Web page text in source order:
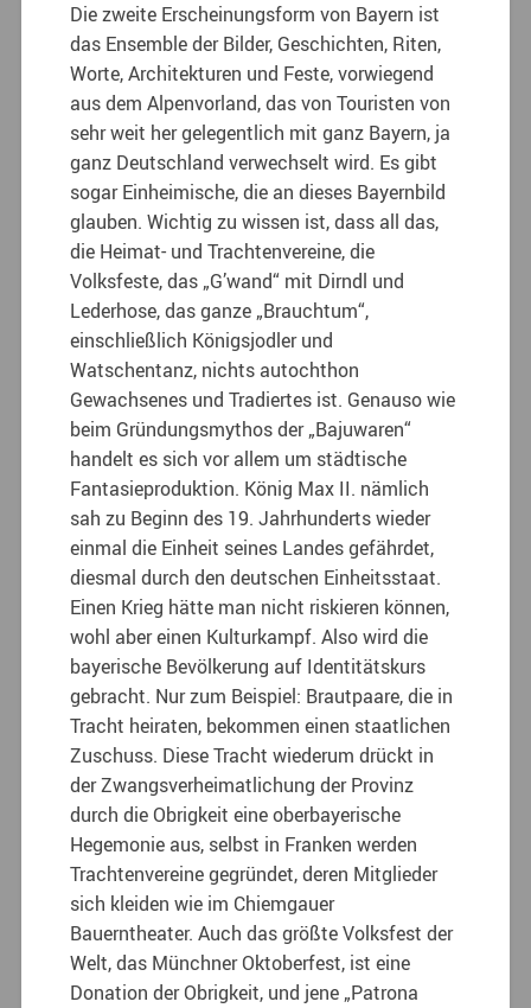
Die zweite Erscheinungsform von Bayern ist
das Ensemble der Bilder, Geschichten, Riten,
Worte, Architekturen und Feste, vorwiegend
aus dem Alpenvorland, das von Touristen von
sehr weit her gelegentlich mit ganz Bayern, ja
ganz Deutschland verwechselt wird. Es gibt
sogar Einheimische, die an dieses Bayernbild
glauben. Wichtig zu wissen ist, dass all das,
die Heimat- und Trachtenvereine, die
Volksfeste, das „G’wand“ mit Dirndl und
Lederhose, das ganze „Brauchtum“,
einschließlich Königsjodler und
Watschentanz, nichts autochthon
Gewachsenes und Tradiertes ist. Genauso wie
beim Gründungsmythos der „Bajuwaren“
handelt es sich vor allem um städtische
Fantasieproduktion. König Max II. nämlich
sah zu Beginn des 19. Jahrhunderts wieder
einmal die Einheit seines Landes gefährdet,
diesmal durch den deutschen Einheitsstaat.
Einen Krieg hätte man nicht riskieren können,
wohl aber einen Kulturkampf. Also wird die
bayerische Bevölkerung auf Identitätskurs
gebracht. Nur zum Beispiel: Brautpaare, die in
Tracht heiraten, bekommen einen staatlichen
Zuschuss. Diese Tracht wiederum drückt in
der Zwangsverheimatlichung der Provinz
durch die Obrigkeit eine oberbayerische
Hegemonie aus, selbst in Franken werden
Trachtenvereine gegründet, deren Mitglieder
sich kleiden wie im Chiemgauer
Bauerntheater. Auch das größte Volksfest der
Welt, das Münchner Oktoberfest, ist eine
Donation der Obrigkeit, und jene „Patrona